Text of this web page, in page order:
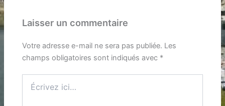
Laisser un commentaire
Votre adresse e-mail ne sera pas publiée. Les
champs obligatoires sont indiqués avec *
ici…